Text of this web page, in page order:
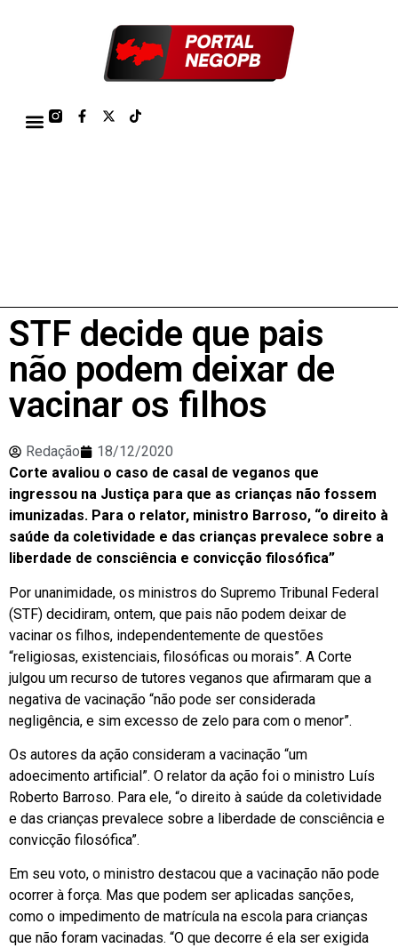
STF decide que pais
não podem deixar de
vacinar os filhos
Redação
18/12/2020
Corte avaliou o caso de casal de veganos que
ingressou na Justiça para que as crianças não fossem
imunizadas. Para o relator, ministro Barroso, “o direito à
saúde da coletividade e das crianças prevalece sobre a
liberdade de consciência e convicção filosófica”
Por unanimidade, os ministros do Supremo Tribunal Federal
(STF) decidiram, ontem, que pais não podem deixar de
vacinar os filhos, independentemente de questões
“religiosas, existenciais, filosóficas ou morais”. A Corte
julgou um recurso de tutores veganos que afirmaram que a
negativa de vacinação “não pode ser considerada
negligência, e sim excesso de zelo para com o menor”.
Os autores da ação consideram a vacinação “um
adoecimento artificial”. O relator da ação foi o ministro Luís
Roberto Barroso. Para ele, “o direito à saúde da coletividade
e das crianças prevalece sobre a liberdade de consciência e
convicção filosófica”.
Em seu voto, o ministro destacou que a vacinação não pode
ocorrer à força. Mas que podem ser aplicadas sanções,
como o impedimento de matrícula na escola para crianças
que não foram vacinadas. “O que decorre é ela ser exigida